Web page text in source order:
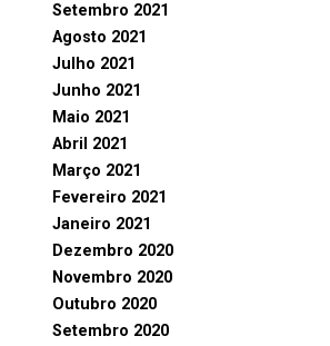
Setembro 2021
Agosto 2021
Julho 2021
Junho 2021
Maio 2021
Abril 2021
Março 2021
Fevereiro 2021
Janeiro 2021
Dezembro 2020
Novembro 2020
Outubro 2020
Setembro 2020